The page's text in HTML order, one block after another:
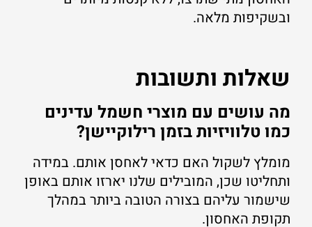
ובשקיפות מלאה.
שאלות ותשובות
מה עושים עם מוצרי חשמל עדינים
כמו טלוויזיות בזמן רילוקיישן?
מומלץ לשקול האם כדאי לאחסן אותם. במידה
ותחליטו שכן, המובילים שלנו יארזו אותם באופן
שישמור עליהם בצורה הטובה ביותר במהלך
תקופת האחסון.